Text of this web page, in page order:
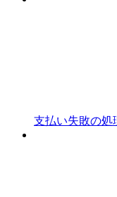
支払い失敗の処